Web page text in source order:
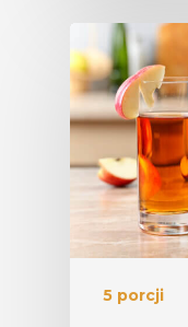
5 porcji